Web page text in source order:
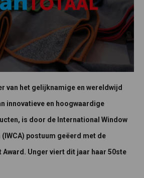
van het gelijknamige en wereldwijd
innovatieve en hoogwaardige
is door de International Window
postuum geëerd met de
Award. Unger viert dit jaar haar 50ste